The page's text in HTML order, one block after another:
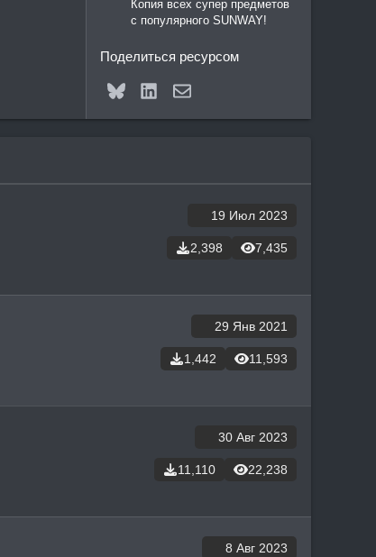
Копия всех супер предметов
с популярного SUNWAY!
Поделиться ресурсом
Bluesky LinkedInЭлектронная почта
19 Июл 2023
2,398 7,435
29 Янв 2021
1,442 11,593
30 Авг 2023
11,110 22,238
8 Авг 2023